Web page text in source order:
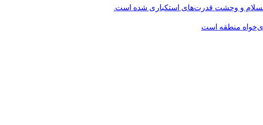
و وحشت قدرت‌های استکباری شده است.
منطقه است